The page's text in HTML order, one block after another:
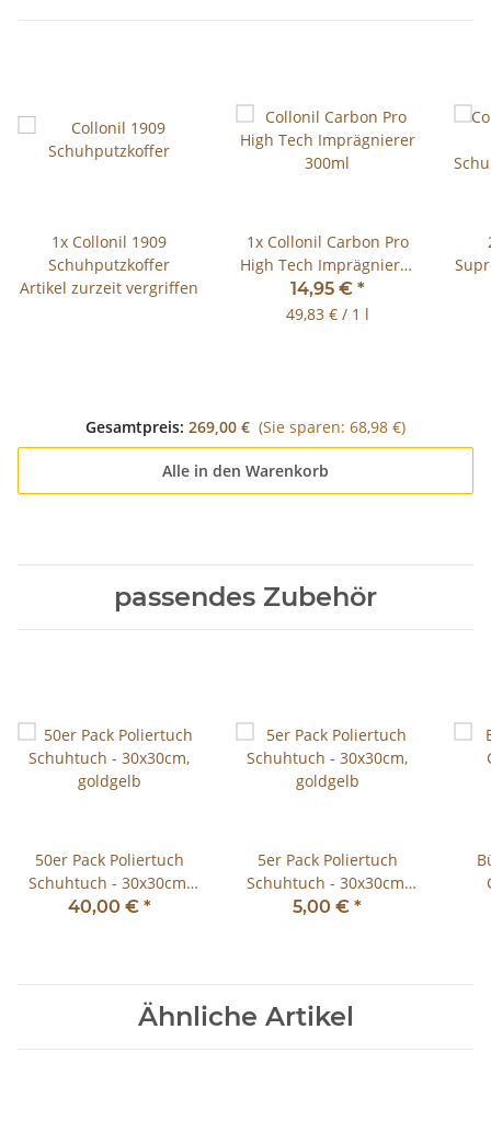
1x Collonil 1909
Schuhputzkoffer
Artikel zurzeit vergriffen
1x Collonil Carbon Pro
High Tech Imprägnierer
300ml
14,95 € *
49,83 € / 1 l
Gesamtpreis: 269,00 € (Sie sparen: 68,98 €)
Alle in den Warenkorb
passendes Zubehör
50er Pack Poliertuch
Schuhtuch - 30x30cm,
goldgelb
40,00 € *
5er Pack Poliertuch
Schuhtuch - 30x30cm,
goldgelb
5,00 € *
Ähnliche Artikel